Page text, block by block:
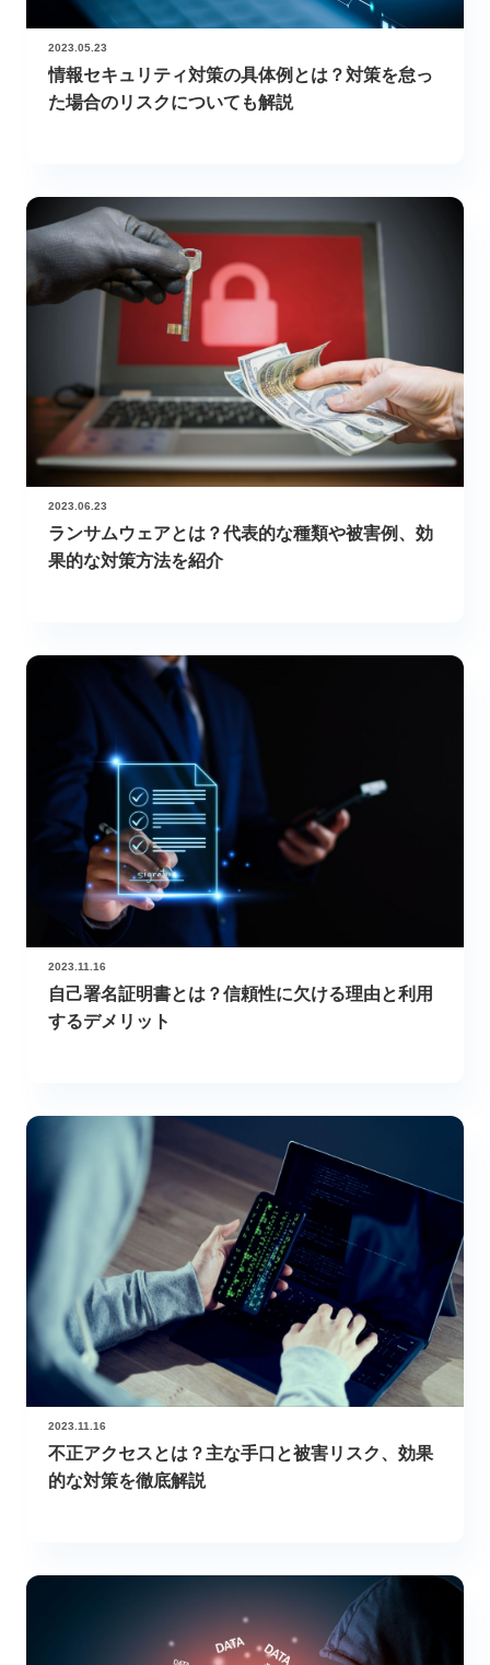
2023.05.23
情報セキュリティ対策の具体例とは？対策を怠っ
た場合のリスクについても解説
2023.06.23
ランサムウェアとは？代表的な種類や被害例、効
果的な対策方法を紹介
2023.11.16
自己署名証明書とは？信頼性に欠ける理由と利用
するデメリット
2023.11.16
不正アクセスとは？主な手口と被害リスク、効果
的な対策を徹底解説